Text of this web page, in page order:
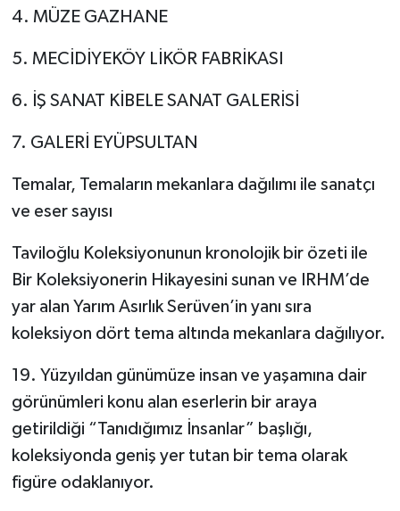
4. MÜZE GAZHANE
5. MECİDİYEKÖY LİKÖR FABRİKASI
6. İŞ SANAT KİBELE SANAT GALERİSİ
7. GALERİ EYÜPSULTAN
Temalar, Temaların mekanlara dağılımı ile sanatçı
ve eser sayısı
Taviloğlu Koleksiyonunun kronolojik bir özeti ile
Bir Koleksiyonerin Hikayesini sunan ve IRHM’de
yar alan Yarım Asırlık Serüven’in yanı sıra
koleksiyon dört tema altında mekanlara dağılıyor.
19. Yüzyıldan günümüze insan ve yaşamına dair
görünümleri konu alan eserlerin bir araya
getirildiği “Tanıdığımız İnsanlar” başlığı,
koleksiyonda geniş yer tutan bir tema olarak
figüre odaklanıyor.